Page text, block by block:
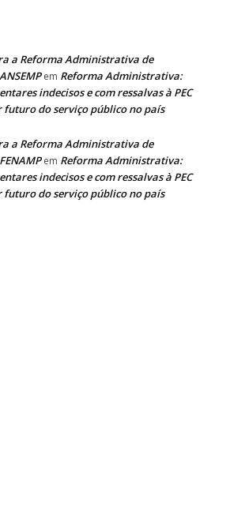
a Reforma Administrativa de
em Reforma Administrativa:
indecisos e com ressalvas à PEC
futuro do serviço público no país
a Reforma Administrativa de
em Reforma Administrativa:
indecisos e com ressalvas à PEC
futuro do serviço público no país